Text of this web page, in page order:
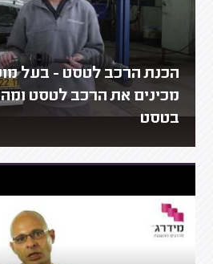
הכנת הרכב לטסט - בעל
מכינים את הרכב לטסט ומה
בטסט